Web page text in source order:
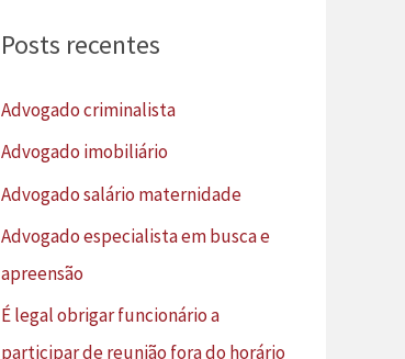
i
p
o
r
:
Posts recentes
Advogado criminalista
Advogado imobiliário
Advogado salário maternidade
Advogado especialista em busca e
apreensão
É legal obrigar funcionário a
participar de reunião fora do horário